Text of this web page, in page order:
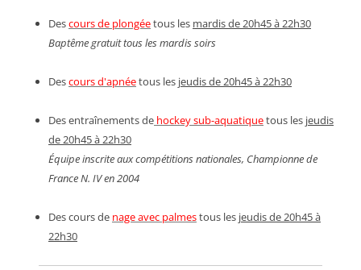
Descours de plongéetous les mardis de 20h45 à 22h30
Baptême gratuit tous les mardis soirs
Descours d'apnéetous les jeudis de 20h45 à 22h30
Des entraînements de hockey sub-aquatiquetous les jeudis
de 20h45 à 22h30
Équipe inscrite aux compétitions nationales, Championne de
France N. IV en 2004
Des cours de nage avec palmestous les jeudis de 20h45 à
22h30